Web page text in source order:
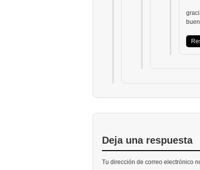
Deja una respuesta
Tu dirección de correo electrónico